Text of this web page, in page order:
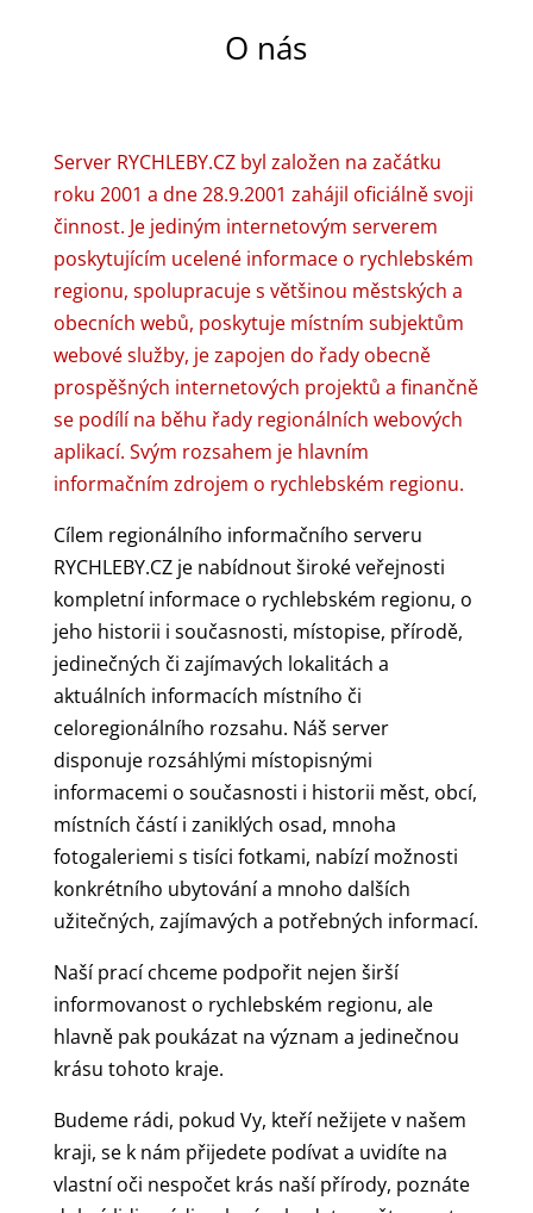
O nás
Server RYCHLEBY.CZ byl založen na začátku
roku 2001 a dne 28.9.2001 zahájil oficiálně svoji
činnost. Je jediným internetovým serverem
poskytujícím ucelené informace o rychlebském
regionu, spolupracuje s většinou městských a
obecních webů, poskytuje místním subjektům
webové služby, je zapojen do řady obecně
prospěšných internetových projektů a finančně
se podílí na běhu řady regionálních webových
aplikací. Svým rozsahem je hlavním
informačním zdrojem o rychlebském regionu.
Cílem regionálního informačního serveru
RYCHLEBY.CZ je nabídnout široké veřejnosti
kompletní informace o rychlebském regionu, o
jeho historii i současnosti, místopise, přírodě,
jedinečných či zajímavých lokalitách a
aktuálních informacích místního či
celoregionálního rozsahu. Náš server
disponuje rozsáhlými místopisnými
informacemi o současnosti i historii měst, obcí,
místních částí i zaniklých osad, mnoha
fotogaleriemi s tisíci fotkami, nabízí možnosti
konkrétního ubytování a mnoho dalších
užitečných, zajímavých a potřebných informací.
Naší prací chceme podpořit nejen širší
informovanost o rychlebském regionu, ale
hlavně pak poukázat na význam a jedinečnou
krásu tohoto kraje.
Budeme rádi, pokud Vy, kteří nežijete v našem
kraji, se k nám přijedete podívat a uvidíte na
vlastní oči nespočet krás naší přírody, poznáte